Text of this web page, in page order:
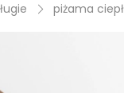
piżama